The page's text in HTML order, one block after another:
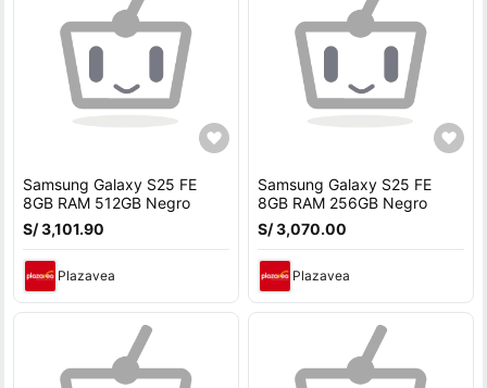
Samsung Galaxy S25 FE
8GB RAM 512GB Negro
S/ 3,101.90
Plazavea
Samsung Galaxy S25 FE
8GB RAM 256GB Negro
S/ 3,070.00
Plazavea